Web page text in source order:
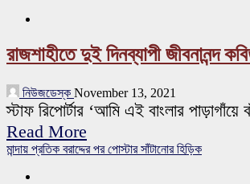
রাজশাহীতে দুই দিনব্যাপী জীবনানন্দ
নিউজডেস্ক November 13, 2021
স্টাফ রিপোর্টার ‘আমি এই বাংলার
Read More
মান্দায় প্রতিক বরাদ্দের পর পোস্টার সাঁটানোর হিড়িক